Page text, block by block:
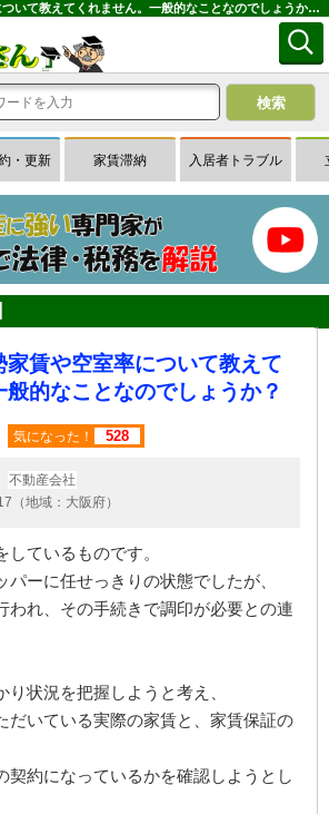
管理会社が実勢家賃や空室率について教えてくれません。一般的なことなのでしょうか？｜専門家に無料相談できる賃貸経営Ｑ＆Ａサイトはお悩み大家さん
・更新 家賃滞納 入居者トラブル
家賃や空室率について教えて
般的なことなのでしょうか？
気になった！ 528
不動産会社
（地域：大阪府）
ているものです。
パーに任せっきりの状態でしたが、
われ、その手続きで調印が必要との連
り状況を把握しようと考え、
だいている実際の家賃と、家賃保証の
契約になっているかを確認しようとし